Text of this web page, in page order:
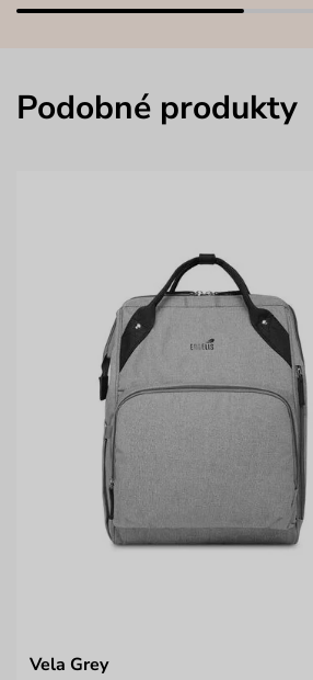
Podobné produkty
Vela Grey